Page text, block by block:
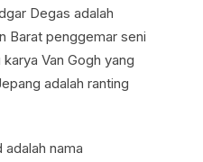
Degas adalah
Barat penggemar seni
Van Gogh yang
adalah ranting
nama